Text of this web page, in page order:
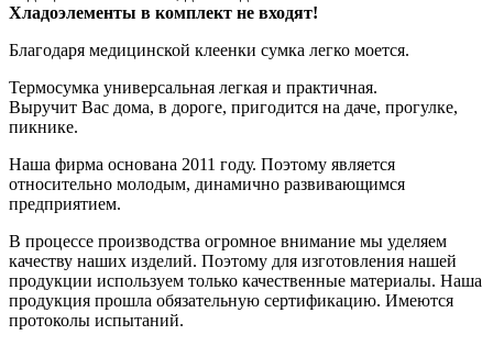
Хладоэлементы в комплект не входят!
Благодаря медицинской клеенки сумка легко моется.
Термосумка универсальная легкая и практичная.
Выручит Вас дома, в дороге, пригодится на даче, прогулке,
пикнике.
Наша фирма основана 2011 году. Поэтому является
относительно молодым, динамично развивающимся
предприятием.
В процессе производства огромное внимание мы уделяем
качеству наших изделий. Поэтому для изготовления нашей
продукции используем только качественные материалы. Наша
продукция прошла обязательную сертификацию. Имеются
протоколы испытаний.